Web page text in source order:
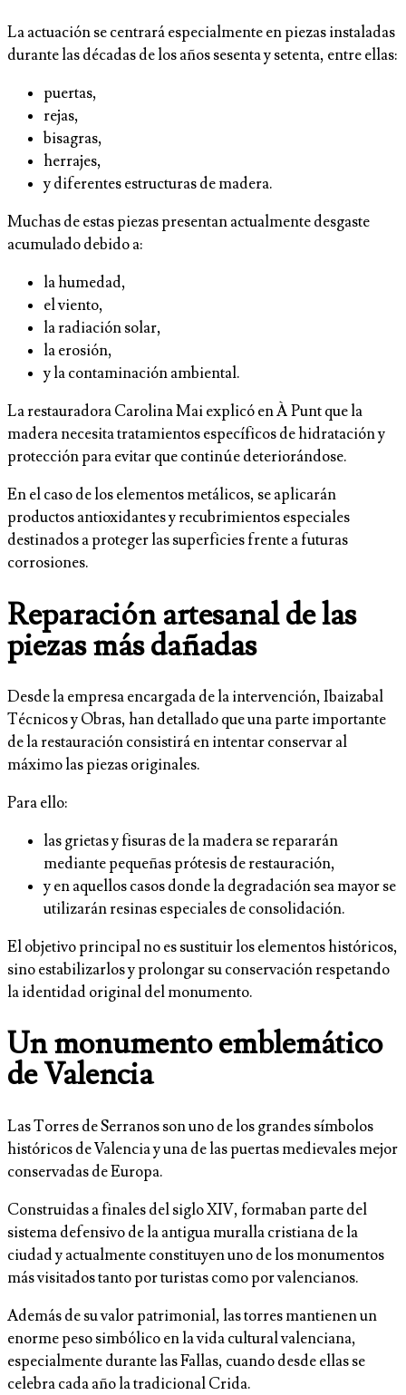
La actuación se centrará especialmente en piezas instaladas
durante las décadas de los años sesenta y setenta, entre ellas:
puertas,
rejas,
bisagras,
herrajes,
y diferentes estructuras de madera.
Muchas de estas piezas presentan actualmente desgaste
acumulado debido a:
la humedad,
el viento,
la radiación solar,
la erosión,
y la contaminación ambiental.
La restauradora Carolina Mai explicó en À Punt que la
madera necesita tratamientos específicos de hidratación y
protección para evitar que continúe deteriorándose.
En el caso de los elementos metálicos, se aplicarán
productos antioxidantes y recubrimientos especiales
destinados a proteger las superficies frente a futuras
corrosiones.
Reparación artesanal de las
piezas más dañadas
Desde la empresa encargada de la intervención, Ibaizabal
Técnicos y Obras, han detallado que una parte importante
de la restauración consistirá en intentar conservar al
máximo las piezas originales.
Para ello:
las grietas y fisuras de la madera se repararán
mediante pequeñas prótesis de restauración,
y en aquellos casos donde la degradación sea mayor se
utilizarán resinas especiales de consolidación.
El objetivo principal no es sustituir los elementos históricos,
sino estabilizarlos y prolongar su conservación respetando
la identidad original del monumento.
Un monumento emblemático
de Valencia
Las Torres de Serranos son uno de los grandes símbolos
históricos de Valencia y una de las puertas medievales mejor
conservadas de Europa.
Construidas a finales del siglo XIV, formaban parte del
sistema defensivo de la antigua muralla cristiana de la
ciudad y actualmente constituyen uno de los monumentos
más visitados tanto por turistas como por valencianos.
Además de su valor patrimonial, las torres mantienen un
enorme peso simbólico en la vida cultural valenciana,
especialmente durante las Fallas, cuando desde ellas se
celebra cada año la tradicional Crida.